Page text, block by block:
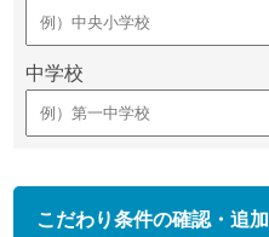
中学校
こだわり条件の確認・追加